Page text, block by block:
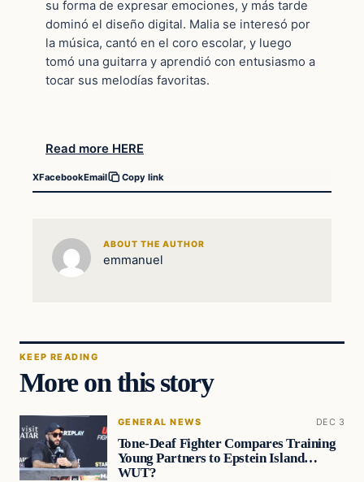
su forma de expresar emociones, y más tarde
dominó el diseño digital. Malia se interesó por
la música, cantó en el coro escolar, y luego
tomó una guitarra y aprendió con entusiasmo a
tocar sus melodías favoritas.
Read more HERE
XFacebookEmail Copy link
ABOUT THE AUTHOR
emmanuel
KEEP READING
More on this story
GENERAL NEWS DEC 3
Tone-Deaf Fighter Compares Training
Young Partners to Epstein Island…
WUT?